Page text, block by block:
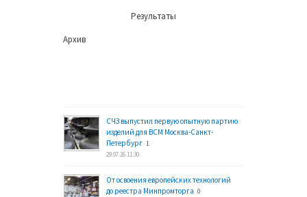
Результаты
Архив
СЧЗ выпустил первую опытную партию
изделий для ВСМ Москва-Санкт-
Петербург 1
29.07.26 11:30
От освоения европейских технологий
до реестра Минпромторга 0